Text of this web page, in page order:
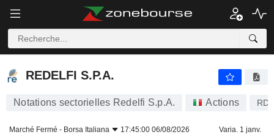
REDELFI S.P.A.
REDELFI S.P.A.
Notations sectorielles Redelfi S.p.A. Actions
Marché Fermé - Borsa Italiana 17:45:00 06/08/2026 Varia. 1 janv.